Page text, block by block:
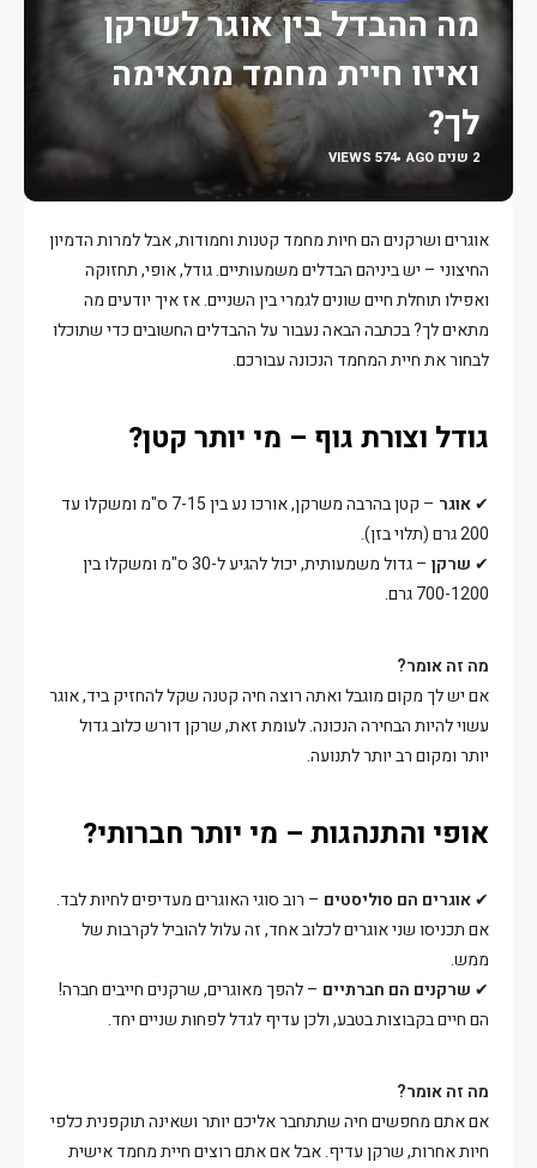
מה ההבדל בין אוגר לשרקן
ואיזו חיית מחמד מתאימה
לך?
2 שנים AGO 574 VIEWS
אוגרים ושרקנים הם חיות מחמד קטנות וחמודות, אבל למרות הדמיון
החיצוני – יש ביניהם הבדלים משמעותיים. גודל, אופי, תחזוקה
ואפילו תוחלת חיים שונים לגמרי בין השניים. אז איך יודעים מה
מתאים לך? בכתבה הבאה נעבור על ההבדלים החשובים כדי שתוכלו
לבחור את חיית המחמד הנכונה עבורכם.
גודל וצורת גוף – מי יותר קטן?
✔אוגר
– קטן בהרבה משרקן, אורכו נע בין 7-15 ס"מ ומשקלו עד
200 גרם (תלוי בזן).
✔ שרקן
– גדול משמעותית, יכול להגיע ל-30 ס"מ ומשקלו בין
700-1200 גרם.
מה זה אומר?
אם יש לך מקום מוגבל ואתה רוצה חיה קטנה שקל להחזיק ביד, אוגר
עשוי להיות הבחירה הנכונה. לעומת זאת, שרקן דורש כלוב גדול
יותר ומקום רב יותר לתנועה.
אופי והתנהגות – מי יותר חברותי?
✔אוגרים הם סוליסטים – רוב סוגי האוגרים מעדיפים לחיות לבד.
אם תכניסו שני אוגרים לכלוב אחד, זה עלול להוביל לקרבות של
ממש.
✔ שרקנים הם חברתיים – להפך מאוגרים, שרקנים חייבים חברה!
הם חיים בקבוצות בטבע, ולכן עדיף לגדל לפחות שניים יחד.
מה זה אומר?
אם אתם מחפשים חיה שתתחבר אליכם יותר ושאינה תוקפנית כלפי
חיות אחרות, שרקן עדיף. אבל אם אתם רוצים חיית מחמד אישית